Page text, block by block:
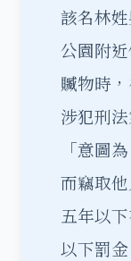
該名林
公園附
贓物時
涉犯刑
「意圖
而竊取
五年以
以下罰